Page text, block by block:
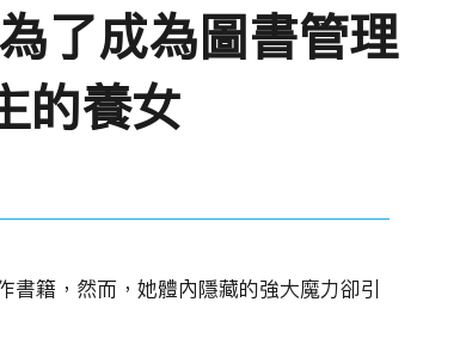
了成為圖書管理
的養女
書籍，然而，她體內隱藏的強大魔力卻引